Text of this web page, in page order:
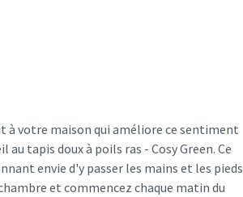
à votre maison qui améliore ce sentiment
tapis doux à poils ras - Cosy Green. Ce
envie d'y passer les mains et les pieds
et commencez chaque matin du